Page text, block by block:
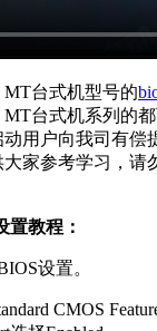
台式机型号的
台式机系列的
用户向我司有偿
家参考学习，请
置教程：
设置。
CMOS